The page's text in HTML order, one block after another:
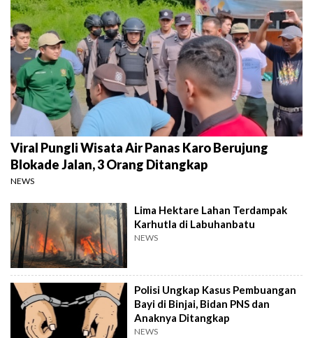
Viral Pungli Wisata Air Panas Karo Berujung
Blokade Jalan, 3 Orang Ditangkap
NEWS
Lima Hektare Lahan Terdampak
Karhutla di Labuhanbatu
NEWS
Polisi Ungkap Kasus Pembuangan
Bayi di Binjai, Bidan PNS dan
Anaknya Ditangkap
NEWS